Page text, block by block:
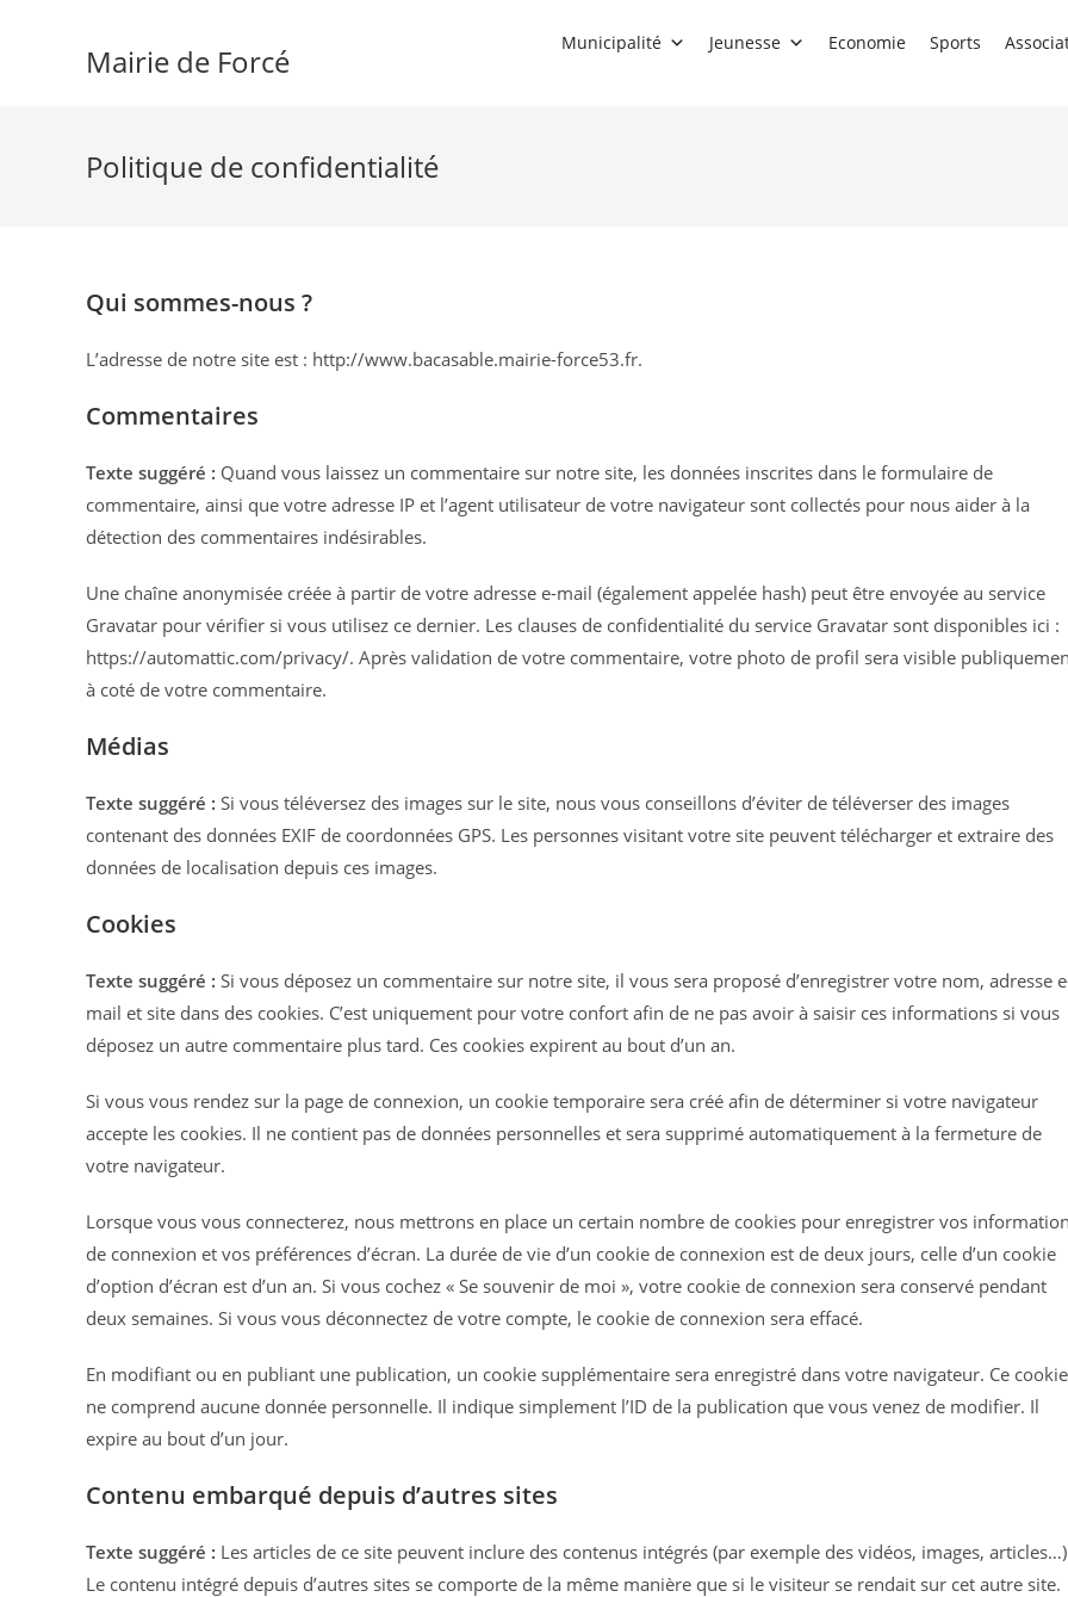
Mairie de Forcé Municipalité Jeunesse Economie Sports
Politique de confidentialité
Qui sommes-nous ?
L’adresse de notre site est : http://www.bacasable.mairie-force53.fr.
Commentaires
Texte suggéré : Quand vous laissez un commentaire sur notre site, les données inscrites dans le formulaire de
commentaire, ainsi que votre adresse IP et l’agent utilisateur de votre navigateur sont collectés pour nous aider à la
détection des commentaires indésirables.
Une chaîne anonymisée créée à partir de votre adresse e-mail (également appelée hash) peut être envoyée au service
Gravatar pour vérifier si vous utilisez ce dernier. Les clauses de confidentialité du service Gravatar sont disponibles ici :
https://automattic.com/privacy/. Après validation de votre commentaire, votre photo de profil sera visible
à coté de votre commentaire.
Médias
Texte suggéré : Si vous téléversez des images sur le site, nous vous conseillons d’éviter de téléverser des images
contenant des données EXIF de coordonnées GPS. Les personnes visitant votre site peuvent télécharger et extraire des
données de localisation depuis ces images.
Cookies
Texte suggéré : Si vous déposez un commentaire sur notre site, il vous sera proposé d’enregistrer votre nom, adresse
mail et site dans des cookies. C’est uniquement pour votre confort afin de ne pas avoir à saisir ces informations si vous
déposez un autre commentaire plus tard. Ces cookies expirent au bout d’un an.
Si vous vous rendez sur la page de connexion, un cookie temporaire sera créé afin de déterminer si votre navigateur
accepte les cookies. Il ne contient pas de données personnelles et sera supprimé automatiquement à la fermeture de
votre navigateur.
Lorsque vous vous connecterez, nous mettrons en place un certain nombre de cookies pour enregistrer vos
de connexion et vos préférences d’écran. La durée de vie d’un cookie de connexion est de deux jours, celle d’un cookie
d’option d’écran est d’un an. Si vous cochez « Se souvenir de moi », votre cookie de connexion sera conservé pendant
deux semaines. Si vous vous déconnectez de votre compte, le cookie de connexion sera effacé.
En modifiant ou en publiant une publication, un cookie supplémentaire sera enregistré dans votre navigateur. Ce cookie
ne comprend aucune donnée personnelle. Il indique simplement l’ID de la publication que vous venez de modifier. Il
expire au bout d’un jour.
Contenu embarqué depuis d’autres sites
Texte suggéré : Les articles de ce site peuvent inclure des contenus intégrés (par exemple des vidéos, images,
Le contenu intégré depuis d’autres sites se comporte de la même manière que si le visiteur se rendait sur cet autre site.